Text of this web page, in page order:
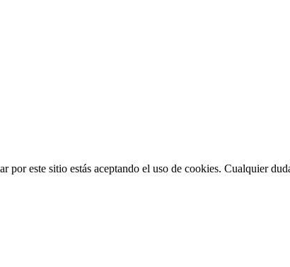
este sitio estás aceptando el uso de cookies. Cualquier